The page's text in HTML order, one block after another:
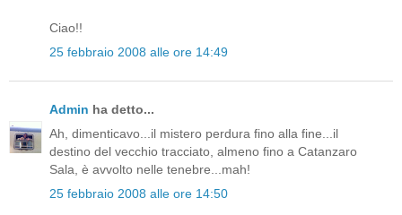
Ciao!!
25 febbraio 2008 alle ore 14:49
Admin ha detto...
Ah, dimenticavo...il mistero perdura fino alla fine...il
destino del vecchio tracciato, almeno fino a Catanzaro
Sala, è avvolto nelle tenebre...mah!
25 febbraio 2008 alle ore 14:50